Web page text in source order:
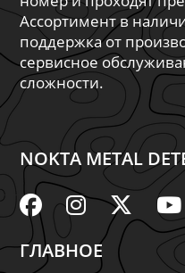
Ассортимент в
поддержка от
сервисное
сложности.
NOKTA METAL
ГЛАВНОЕ